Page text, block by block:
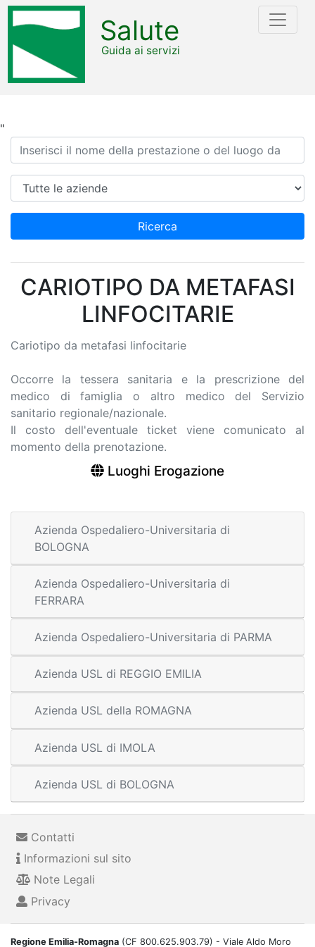
"
Salute
Guida ai servizi
Ricerca
Azienda
Ricerca
CARIOTIPO DA METAFASI
LINFOCITARIE
Cariotipo da metafasi linfocitarie
Occorre la tessera sanitaria e la prescrizione del
medico di famiglia o altro medico del Servizio
sanitario regionale/nazionale.
Il costo dell'eventuale ticket viene comunicato al
momento della prenotazione.
Luoghi Erogazione
Azienda Ospedaliero-Universitaria di
BOLOGNA
Azienda Ospedaliero-Universitaria di
FERRARA
Azienda Ospedaliero-Universitaria di PARMA
Azienda USL di REGGIO EMILIA
Azienda USL della ROMAGNA
Azienda USL di IMOLA
Azienda USL di BOLOGNA
Contatti
Informazioni sul sito
Note Legali
Privacy
Regione Emilia-Romagna (CF 800.625.903.79) - Viale Aldo Moro